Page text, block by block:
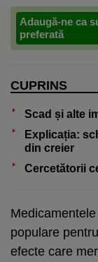
Adaugă-ne ca
preferată
CUPRINS
Scad și alte
Explicația:
din creier
Cercetătorii
populare
efecte care